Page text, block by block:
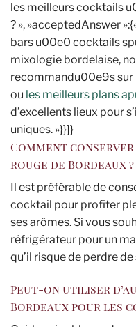
les meilleurs cocktails
? », »acceptedAnswer
bars u00e0 cocktails
mixologie bordelaise,
recommandu00e9s sur
ou les meilleurs plans
d’excellents lieux pour
uniques. »}}]}
Comment
rouge de Bordeaux ?
Il est préférable de
cocktail pour profiter
ses arômes. Si vous
réfrigérateur pour un
qu’il risque de perdre
Peut-on utiliser
Bordeaux pour les